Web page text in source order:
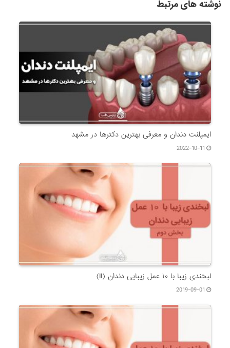
نوشته های مرتبط
ایمپلنت دندان و معرفی بهترین دکترها در مشهد
2022-10-11
لبخندی زیبا با ۱۰ عمل زیبایی دندان (II)
2019-09-01